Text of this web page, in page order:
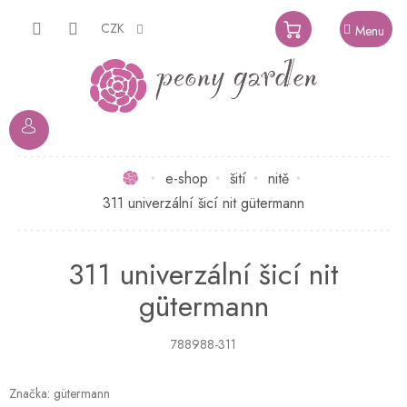
CZK
NÁKUPNÍ
KOŠÍK
Domůe-shop šití
nitě
311 univerzální šicí nit gütermann
311 univerzální šicí nit
gütermann
788988-311
Značka: gütermann